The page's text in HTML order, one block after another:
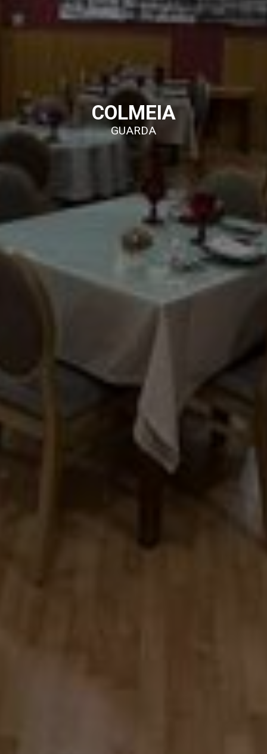
COLMEIA
GUARDA